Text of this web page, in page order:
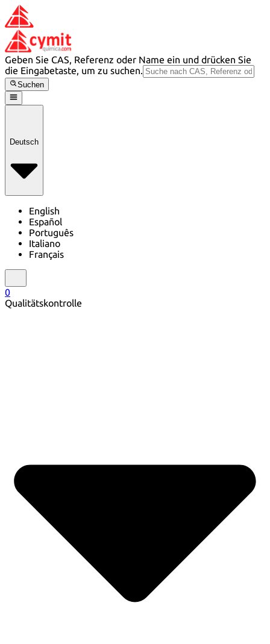
Geben Sie CAS, Referenz oder Name ein und drücken Sie
die Eingabetaste, um zu suchen.
Suchen
Deutsch
English
Español
Português
Italiano
Français
0
Qualitätskontrolle